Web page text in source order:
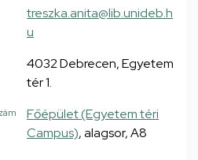
treszka.anita@lib.unideb.h
u
4032 Debrecen, Egyetem
tér 1.
Főépület (Egyetem téri
Campus), alagsor, A8